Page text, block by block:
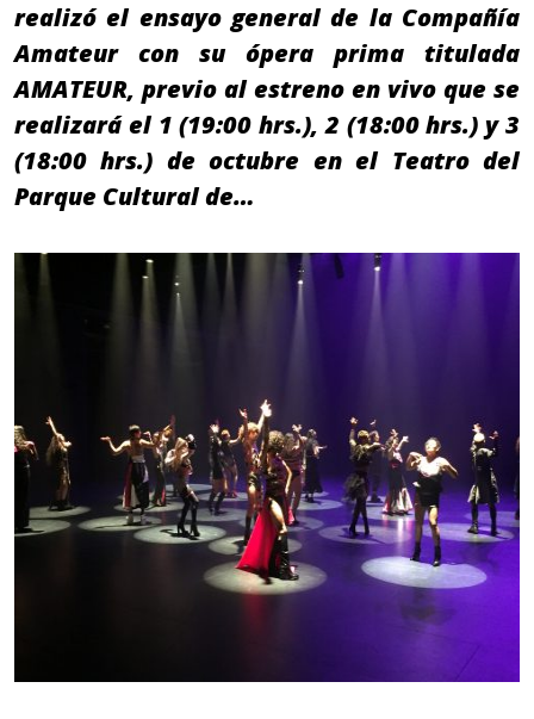
realizó el ensayo general de la Compañía
Amateur con su ópera prima titulada
AMATEUR, previo al estreno en vivo que se
realizará el 1 (19:00 hrs.), 2 (18:00 hrs.) y 3
(18:00 hrs.) de octubre en el Teatro del
Parque Cultural de…